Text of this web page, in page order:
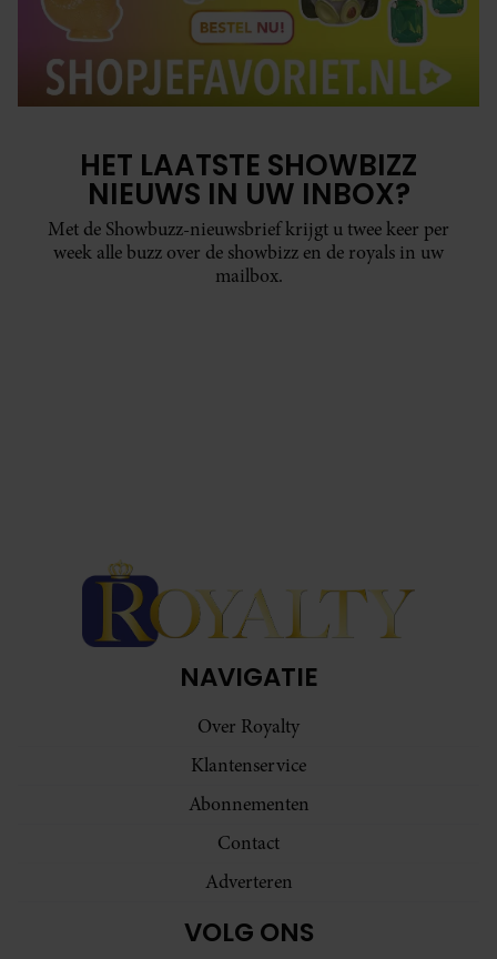
HET LAATSTE SHOWBIZZ
NIEUWS IN UW INBOX?
Met de Showbuzz-nieuwsbrief krijgt u twee keer per
week alle buzz over de showbizz en de royals in uw
mailbox.
NAVIGATIE
Over Royalty
Klantenservice
Abonnementen
Contact
Adverteren
VOLG ONS